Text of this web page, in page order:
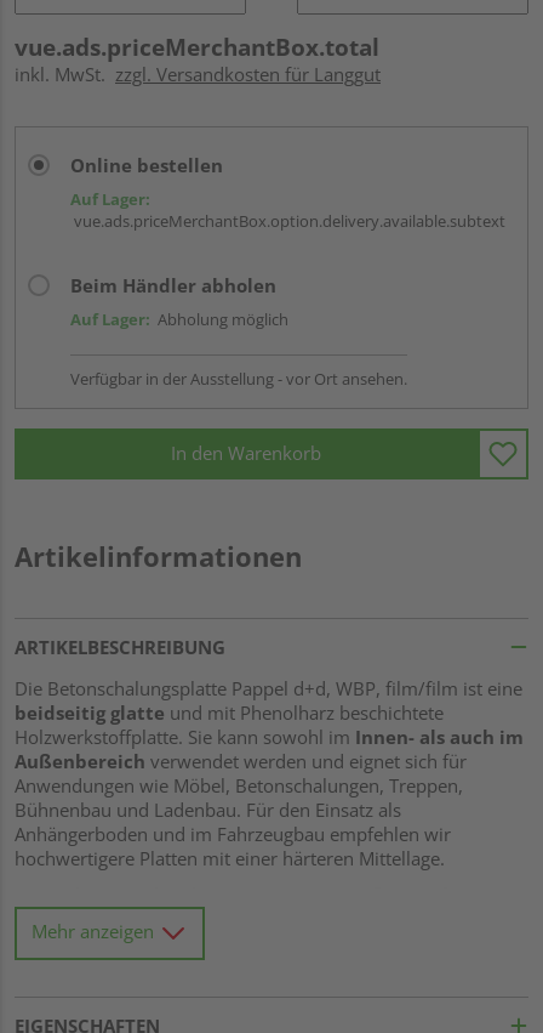
vue.ads.priceMerchantBox.total
inkl. MwSt. zzgl. Versandkosten für Langgut
Online bestellen
Auf Lager:
vue.ads.priceMerchantBox.option.delivery.available.subtext
Beim Händler abholen
Auf Lager: Abholung möglich
Verfügbar in der Ausstellung - vor Ort ansehen.
In den Warenkorb
Artikelinformationen
ARTIKELBESCHREIBUNG
Die Betonschalungsplatte Pappel d+d, WBP, film/film ist eine
beidseitig glatte und mit Phenolharz beschichtete
Holzwerkstoffplatte. Sie kann sowohl im Innen- als auch im
Außenbereich verwendet werden und eignet sich für
Anwendungen wie Möbel, Betonschalungen, Treppen,
Bühnenbau und Ladenbau. Für den Einsatz als
Anhängerboden und im Fahrzeugbau empfehlen wir
hochwertigere Platten mit einer härteren Mittellage.
und die Holzart ist Pappel. Pappelholzwerkstoffplatten haben
eine geringere Dichte als andere Holzwerkstoffplatten und
sind daher leichter und einfacher zu handhaben. Zudem sind
Weichholzmittellage quillt bei Kontakt mit Wasser schneller
Mehr anzeigen
EIGENSCHAFTEN